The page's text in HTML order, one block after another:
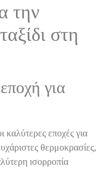
την
στη
για
καλύτερες εποχές για
θερμοκρασίες,
ισορροπία